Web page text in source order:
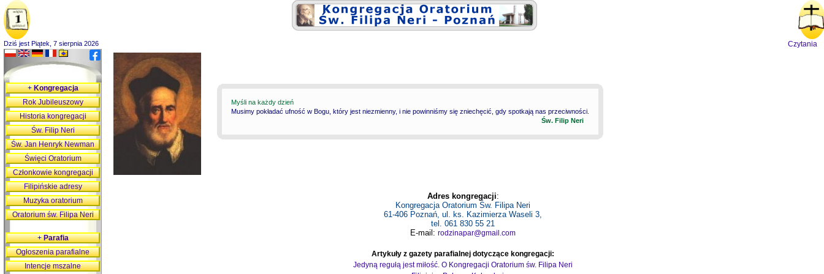
Dziś jest Piątek, 7 sierpnia 2026 Czytania
Myśli na każdy dzień
Musimy pokładać ufność w Bogu, który jest niezmienny, i nie powinniśmy się zniechęcić, gdy spotkają nas przeciwności.
Św. Filip Neri
Adres kongregacji:
Kongregacja Oratorium Św. Filipa Neri
61-406 Poznań, ul. ks. Kazimierza Waseli 3,
tel. 061 830 55 21
E-mail: rodzinapar@gmail.com
Artykuły z gazety parafialnej dotyczące kongregacji:
Jedyną regułą jest miłość. O Kongregacji Oratorium św. Filipa Neri
+Kongregacja
Rok Jubileuszowy
Historia kongregacji
Św. Filip Neri
Św. Jan Henryk Newman
Święci Oratorium
Członkowie kongregacji
Filipińskie adresy
Muzyka oratorium
Oratorium św. Filipa Neri
+Parafia
Ogłoszenia parafialne
Intencje mszalne